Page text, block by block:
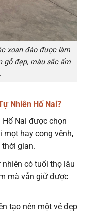
xoan đào được làm
gỗ đẹp, màu sắc ấm
Nhiên Hố Nai?
Hố Nai được chọn
mọt hay cong vênh,
thời gian.
có tuổi thọ lâu
mà vẫn giữ được
tạo nên một vẻ đẹp